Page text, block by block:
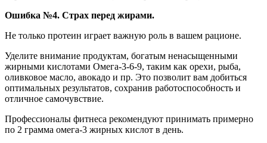
Ошибка №4. Страх перед жирами.
Не только протеин играет важную роль в вашем рационе.
Уделите внимание продуктам, богатым ненасыщенными
жирными кислотами Омега-3-6-9, таким как орехи, рыба,
оливковое масло, авокадо и пр. Это позволит вам добиться
оптимальных результатов, сохранив работоспособность и
отличное самочувствие.
Профессионалы фитнеса рекомендуют принимать примерно
по 2 грамма омега-3 жирных кислот в день.